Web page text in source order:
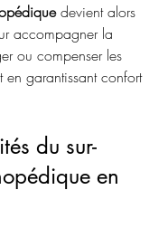
devient alors
accompagner la
ou compenser les
en garantissant confort
du sur-
en